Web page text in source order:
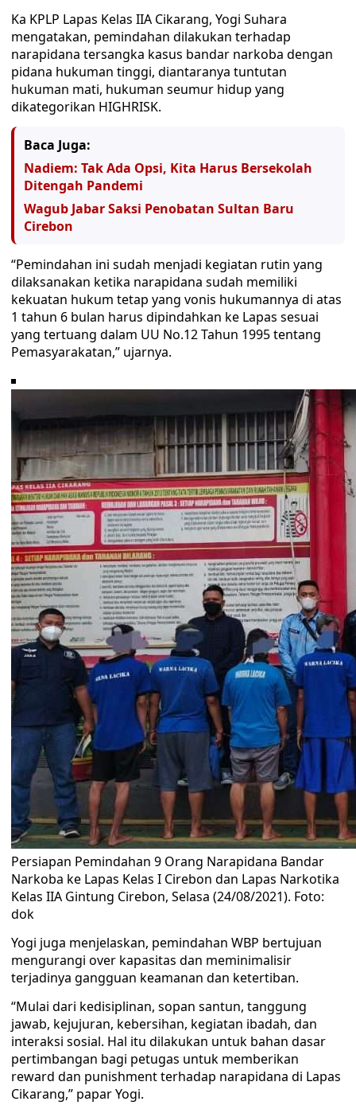
Ka KPLP Lapas Kelas IIA Cikarang, Yogi Suhara
mengatakan, pemindahan dilakukan terhadap
narapidana tersangka kasus bandar narkoba dengan
pidana hukuman tinggi, diantaranya tuntutan
hukuman mati, hukuman seumur hidup yang
dikategorikan HIGHRISK.
Baca Juga:
Nadiem: Tak Ada Opsi, Kita Harus Bersekolah
Ditengah Pandemi
Wagub Jabar Saksi Penobatan Sultan Baru
Cirebon
“Pemindahan ini sudah menjadi kegiatan rutin yang
dilaksanakan ketika narapidana sudah memiliki
kekuatan hukum tetap yang vonis hukumannya di atas
1 tahun 6 bulan harus dipindahkan ke Lapas sesuai
yang tertuang dalam UU No.12 Tahun 1995 tentang
Pemasyarakatan,” ujarnya.
Persiapan Pemindahan 9 Orang Narapidana Bandar
Narkoba ke Lapas Kelas I Cirebon dan Lapas Narkotika
Kelas IIA Gintung Cirebon, Selasa (24/08/2021). Foto:
dok
Yogi juga menjelaskan, pemindahan WBP bertujuan
mengurangi over kapasitas dan meminimalisir
terjadinya gangguan keamanan dan ketertiban.
“Mulai dari kedisiplinan, sopan santun, tanggung
jawab, kejujuran, kebersihan, kegiatan ibadah, dan
interaksi sosial. Hal itu dilakukan untuk bahan dasar
pertimbangan bagi petugas untuk memberikan
reward dan punishment terhadap narapidana di Lapas
Cikarang,” papar Yogi.